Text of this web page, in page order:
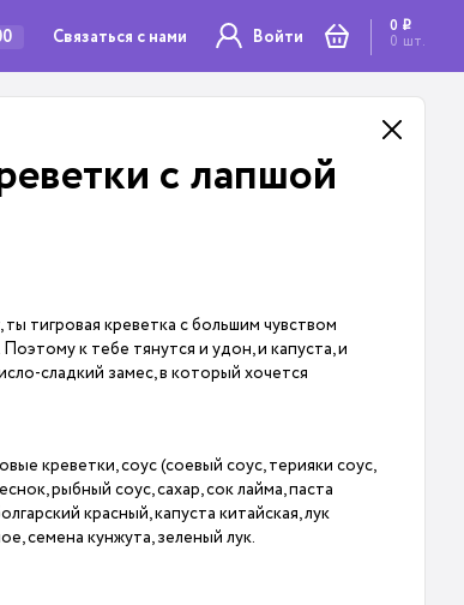
Связаться с нами Войти 0 i
0 шт.
с лапшой
тигровая креветка с большим чувством
к тебе тянутся и удон, и капуста, и
сладкий замес, в который хочется
креветки, соус (соевый соус, терияки соус,
рыбный соус, сахар, сок лайма, паста
красный, капуста китайская, лук
семена кунжута, зеленый лук.